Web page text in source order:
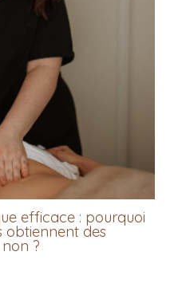
efficace : pourquoi
obtiennent des
?